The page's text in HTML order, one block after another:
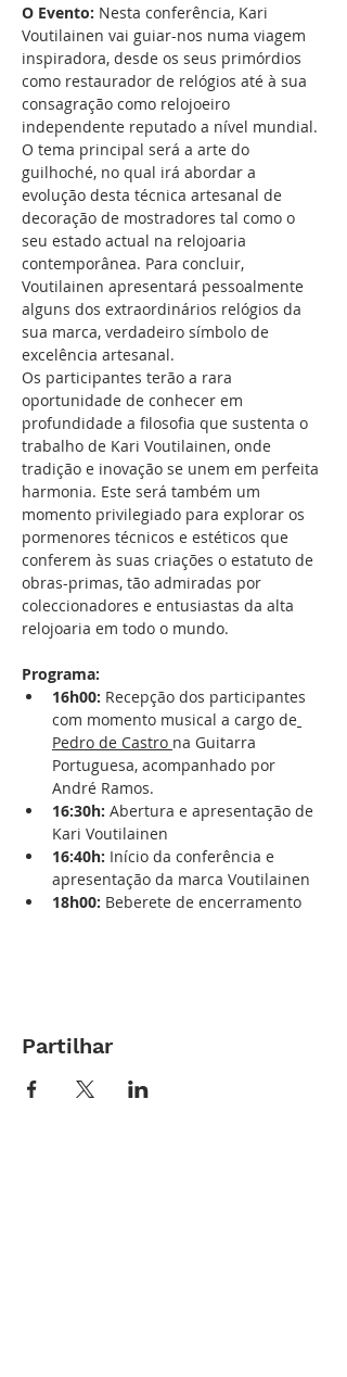
O Evento: Nesta conferência, Kari
Voutilainen vai guiar-nos numa viagem
inspiradora, desde os seus primórdios
como restaurador de relógios até à sua
consagração como relojoeiro
independente reputado a nível mundial.
O tema principal será a arte do
guilhoché, no qual irá abordar a
evolução desta técnica artesanal de
decoração de mostradores tal como o
seu estado actual na relojoaria
contemporânea. Para concluir,
Voutilainen apresentará pessoalmente
alguns dos extraordinários relógios da
sua marca, verdadeiro símbolo de
excelência artesanal.
Os participantes terão a rara
oportunidade de conhecer em
profundidade a filosofia que sustenta o
trabalho de Kari Voutilainen, onde
tradição e inovação se unem em perfeita
harmonia. Este será também um
momento privilegiado para explorar os
pormenores técnicos e estéticos que
conferem às suas criações o estatuto de
obras-primas, tão admiradas por
coleccionadores e entusiastas da alta
relojoaria em todo o mundo.
Programa:
16h00: Recepção dos participantes
com momento musical a cargo de
Pedro de Castro na Guitarra
Portuguesa, acompanhado por
André Ramos.
16:30h: Abertura e apresentação de
Kari Voutilainen
16:40h: Início da conferência e
apresentação da marca Voutilainen
18h00: Beberete de encerramento
Partilhar